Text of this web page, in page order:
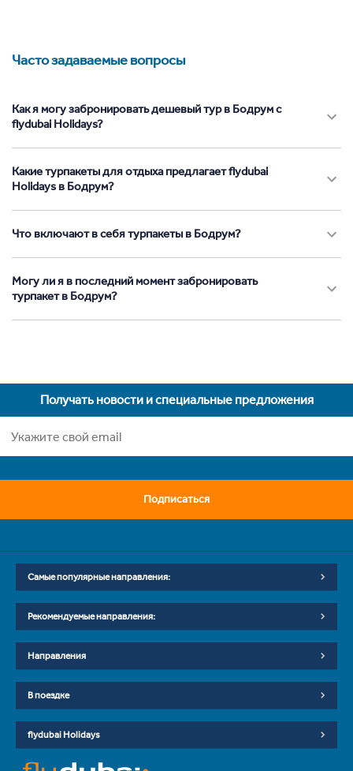
Часто задаваемые вопросы
Как я могу забронировать дешевый тур в Бодрум с
flydubai Holidays?
Какие турпакеты для отдыха предлагает flydubai
Holidays в Бодрум?
Что включают в себя турпакеты в Бодрум?
Могу ли я в последний момент забронировать
турпакет в Бодрум?
Получать новости и специальные предложения
Подписаться
Самые популярные направления:
Рекомендуемые направления:
Направления
В поездке
flydubai Holidays